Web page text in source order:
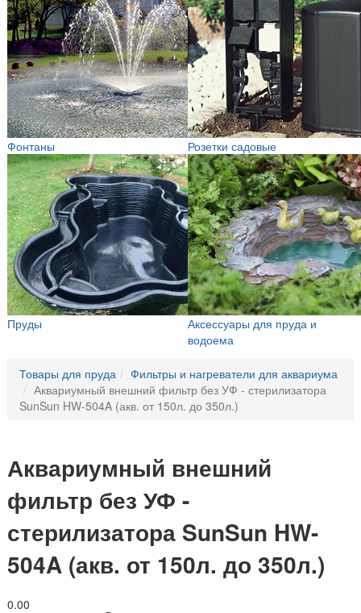
Фонтаны Розетки садовые
Пруды
Аксессуары для пруда и
водоема
Товары для пруда
Фильтры и нагреватели для аквариума
Аквариумный внешний фильтр без УФ - стерилизатора
SunSun HW-504A (акв. от 150л. до 350л.)
Аквариумный внешний
фильтр без УФ -
стерилизатора SunSun HW-
504A (акв. от 150л. до 350л.)
0.00